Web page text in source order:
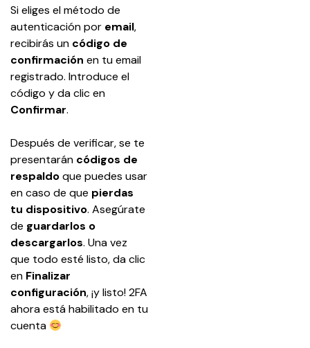
Si eliges el método de
autenticación por email,
recibirás un código de
confirmación en tu email
registrado. Introduce el
código y da clic en
Confirmar.
Después de verificar, se te
presentarán códigos de
respaldo que puedes usar
en caso de que pierdas
tu dispositivo. Asegúrate
de guardarlos o
descargarlos. Una vez
que todo esté listo, da clic
en Finalizar
configuración, ¡y listo! 2FA
ahora está habilitado en tu
cuenta